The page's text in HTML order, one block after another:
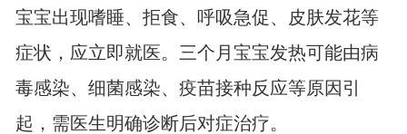
宝宝出现嗜睡、拒食、呼吸急促、皮肤发花等
症状，应立即就医。三个月宝宝发热可能由病
毒感染、细菌感染、疫苗接种反应等原因引
起，需医生明确诊断后对症治疗。